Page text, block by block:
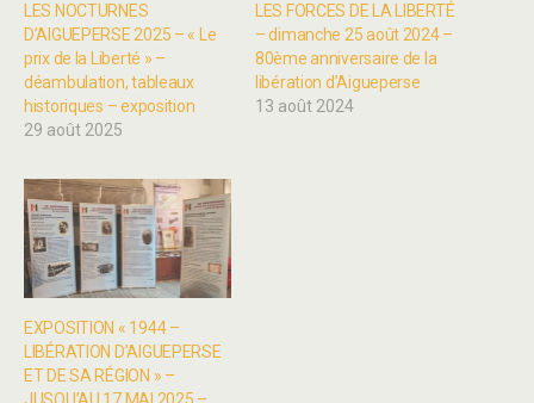
LES NOCTURNES
D’AIGUEPERSE 2025 – « Le
prix de la Liberté » –
déambulation, tableaux
historiques – exposition
29 août 2025
LES FORCES DE LA LIBERTÉ
– dimanche 25 août 2024 –
80ème anniversaire de la
libération d’Aigueperse
13 août 2024
EXPOSITION « 1944 –
LIBÉRATION D’AIGUEPERSE
ET DE SA RÉGION » –